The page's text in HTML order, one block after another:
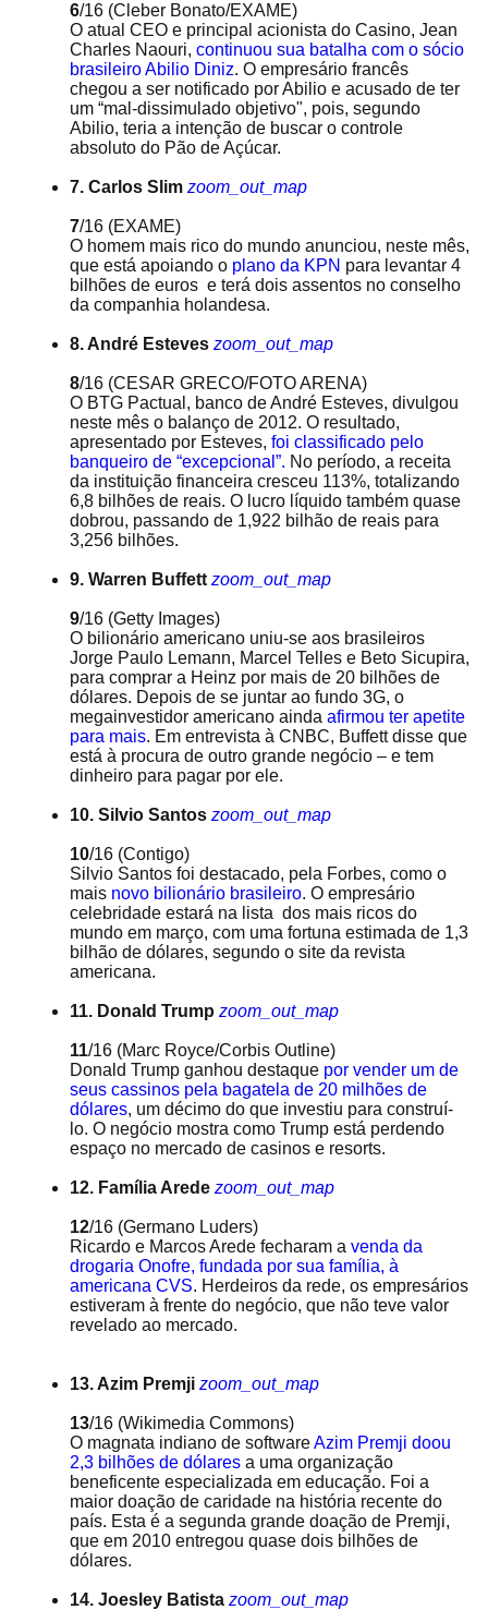
6/16 (Cleber Bonato/EXAME)
O atual CEO e principal acionista do Casino, Jean
Charles Naouri, continuou sua batalha com o sócio
brasileiro Abilio Diniz. O empresário francês
chegou a ser notificado por Abilio e acusado de ter
um “mal-dissimulado objetivo", pois, segundo
Abilio, teria a intenção de buscar o controle
absoluto do Pão de Açúcar.
7. Carlos Slim zoom_out_map
7/16 (EXAME)
O homem mais rico do mundo anunciou, neste mês,
que está apoiando o plano da KPN para levantar 4
bilhões de euros e terá dois assentos no conselho
da companhia holandesa.
8. André Esteves zoom_out_map
8/16 (CESAR GRECO/FOTO ARENA)
O BTG Pactual, banco de André Esteves, divulgou
neste mês o balanço de 2012. O resultado,
apresentado por Esteves, foi classificado pelo
banqueiro de “excepcional”. No período, a receita
da instituição financeira cresceu 113%, totalizando
6,8 bilhões de reais. O lucro líquido também quase
dobrou, passando de 1,922 bilhão de reais para
3,256 bilhões.
9. Warren Buffett zoom_out_map
9/16 (Getty Images)
O bilionário americano uniu-se aos brasileiros
Jorge Paulo Lemann, Marcel Telles e Beto Sicupira,
para comprar a Heinz por mais de 20 bilhões de
dólares. Depois de se juntar ao fundo 3G, o
megainvestidor americano ainda afirmou ter apetite
para mais. Em entrevista à CNBC, Buffett disse que
está à procura de outro grande negócio – e tem
dinheiro para pagar por ele.
10. Silvio Santos zoom_out_map
10/16 (Contigo)
Silvio Santos foi destacado, pela Forbes, como o
mais novo bilionário brasileiro. O empresário
celebridade estará na lista dos mais ricos do
mundo em março, com uma fortuna estimada de 1,3
bilhão de dólares, segundo o site da revista
americana.
11. Donald Trump zoom_out_map
11/16 (Marc Royce/Corbis Outline)
Donald Trump ganhou destaque por vender um de
seus cassinos pela bagatela de 20 milhões de
dólares, um décimo do que investiu para construí-
lo. O negócio mostra como Trump está perdendo
espaço no mercado de casinos e resorts.
12. Família Arede zoom_out_map
12/16 (Germano Luders)
Ricardo e Marcos Arede fecharam a venda da
drogaria Onofre, fundada por sua família, à
americana CVS. Herdeiros da rede, os empresários
estiveram à frente do negócio, que não teve valor
revelado ao mercado.
13. Azim Premji zoom_out_map
13/16 (Wikimedia Commons)
O magnata indiano de softwareAzim Premji doou
2,3 bilhões de dólares a uma organização
beneficente especializada em educação. Foi a
maior doação de caridade na história recente do
país. Esta é a segunda grande doação de Premji,
que em 2010 entregou quase dois bilhões de
dólares.
14. Joesley Batista zoom_out_map